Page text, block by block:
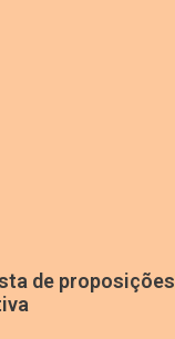
de proposições